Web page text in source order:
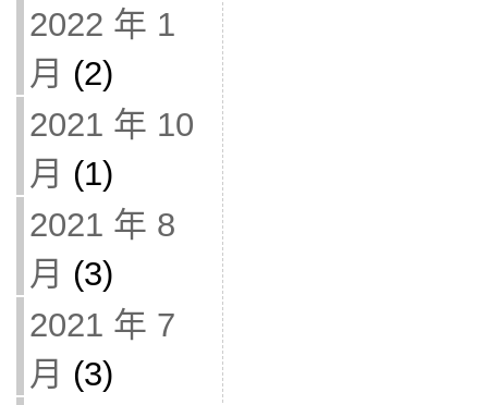
2022 年 1
月 (2)
2021 年 10
月 (1)
2021 年 8
月 (3)
2021 年 7
月 (3)